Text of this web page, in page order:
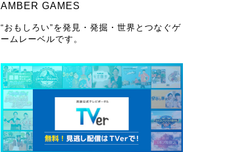
AMBER GAMES
“おもしろい”を発見・発掘・世界とつなぐゲ
ームレーベルです。